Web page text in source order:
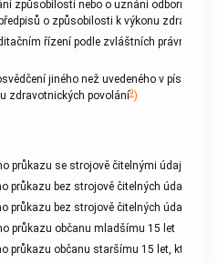
způsobilosti nebo o uznání odborné
o způsobilosti k výkonu
řízení podle zvláštních právních
jiného než uvedeného v
zdravotnických povolání9)
průkazu se strojově čitelnými údaji a s
průkazu bez strojově čitelných údajů s
průkazu bez strojově čitelných údajů s
průkazu občanu mladšímu 15 let
průkazu občanu staršímu 15 let, který